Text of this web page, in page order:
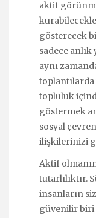
aktif
gösterecek
sadece
aynı
topluluk
göstermek
sosyal
ilişkilerinizi
Aktif
tutarlılıktır.
insanların
güvenilir biri